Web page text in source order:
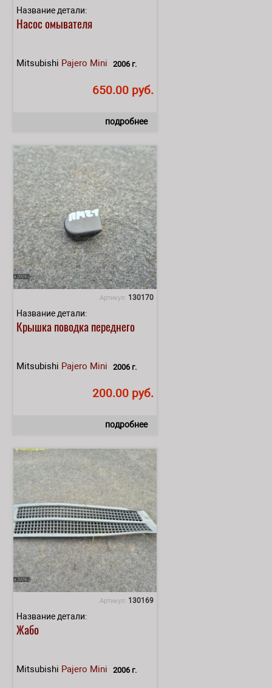
Название детали:
Насос омывателя
Mitsubishi Pajero Mini 2006 г.
650.00 руб.
подробнее
Артикул: 130170
Название детали:
Крышка поводка переднего
Mitsubishi Pajero Mini 2006 г.
200.00 руб.
подробнее
Артикул: 130169
Название детали:
Жабо
Mitsubishi Pajero Mini 2006 г.